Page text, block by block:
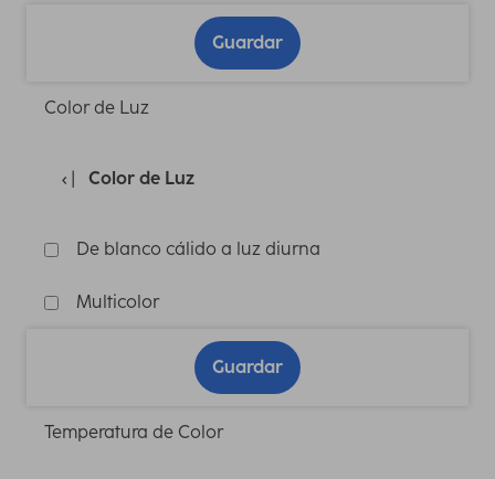
Guardar
Color de Luz
Color de Luz
De blanco cálido a luz diurna
Multicolor
Guardar
Temperatura de Color